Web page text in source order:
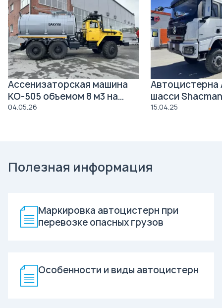
Ассенизаторская машина
КО-505 объемом 8 м3 на
давальческое шасси Урал
04.05.26
Автоцистерна
шасси
15.04.25
Полезная информация
Маркировка автоцистерн при
перевозке опасных грузов
Особенности и виды автоцистерн